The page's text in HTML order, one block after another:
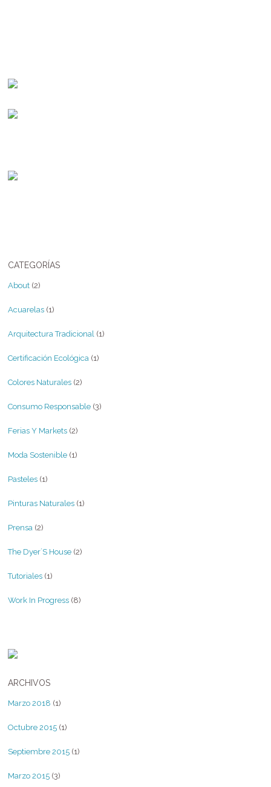
CATEGORÍAS
About (2)
Acuarelas (1)
Arquitectura Tradicional (1)
Certificación Ecológica (1)
Colores Naturales (2)
Consumo Responsable (3)
Ferias Y Markets (2)
Moda Sostenible (1)
Pasteles (1)
Pinturas Naturales (1)
Prensa (2)
The Dyer´s House (2)
Tutoriales (1)
Work In Progress (8)
ARCHIVOS
Marzo 2018 (1)
Octubre 2015 (1)
Septiembre 2015 (1)
Marzo 2015 (3)